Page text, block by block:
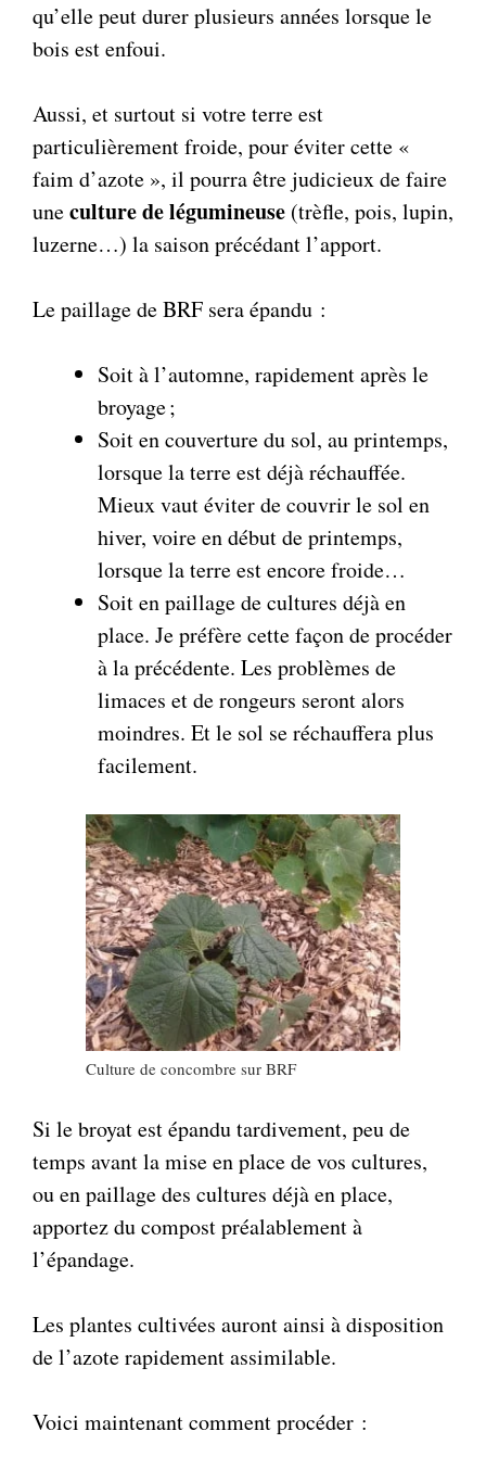
qu’elle peut durer plusieurs années lorsque le
bois est enfoui.
Aussi, et surtout si votre terre est
particulièrement froide, pour éviter cette «
faim d’azote », il pourra être judicieux de faire
uneculture de légumineuse (trèfle, pois, lupin,
luzerne…) la saison précédant l’apport.
Le paillage de BRF sera épandu :
Soit à l’automne, rapidement après le
broyage ;
Soit en couverture du sol, au printemps,
lorsque la terre est déjà réchauffée.
Mieux vaut éviter de couvrir le sol en
hiver, voire en début de printemps,
lorsque la terre est encore froide…
Soit en paillage de cultures déjà en
place. Je préfère cette façon de procéder
à la précédente. Les problèmes de
limaces et de rongeurs seront alors
moindres. Et le sol se réchauffera plus
facilement.
Culture de concombre sur BRF
Si le broyat est épandu tardivement, peu de
temps avant la mise en place de vos cultures,
ou en paillage des cultures déjà en place,
apportez du compost préalablement à
l’épandage.
Les plantes cultivées auront ainsi à disposition
de l’azote rapidement assimilable.
Voici maintenant comment procéder :